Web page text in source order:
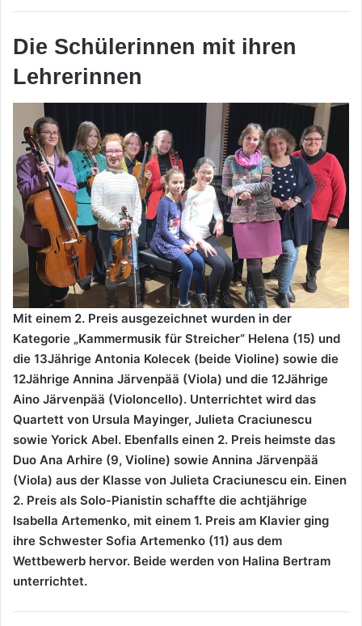
Die Schülerinnen mit ihren
Lehrerinnen
Mit einem 2. Preis ausgezeichnet wurden in der
Kategorie „Kammermusik für Streicher“ Helena (15) und
die 13Jährige Antonia Kolecek (beide Violine) sowie die
12Jährige Annina Järvenpää (Viola) und die 12Jährige
Aino Järvenpää (Violoncello). Unterrichtet wird das
Quartett von Ursula Mayinger, Julieta Craciunescu
sowie Yorick Abel. Ebenfalls einen 2. Preis heimste das
Duo Ana Arhire (9, Violine) sowie Annina Järvenpää
(Viola) aus der Klasse von Julieta Craciunescu ein. Einen
2. Preis als Solo-Pianistin schaffte die achtjährige
Isabella Artemenko, mit einem 1. Preis am Klavier ging
ihre Schwester Sofia Artemenko (11) aus dem
Wettbewerb hervor. Beide werden von Halina Bertram
unterrichtet.